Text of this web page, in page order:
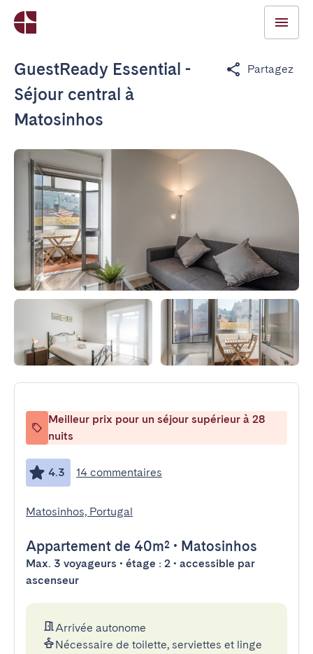
GuestReady Essential -
Séjour central à
Matosinhos
Partagez
Meilleur prix pour un séjour supérieur à 28
nuits
4.3 14 commentaires
Matosinhos, Portugal
Appartement de 40m² • Matosinhos
Max. 3 voyageurs • étage : 2 • accessible par
ascenseur
Arrivée autonome
Nécessaire de toilette, serviettes et linge